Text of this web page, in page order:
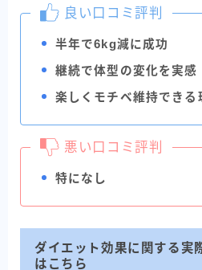
良い口コミ評判
半年で6kg減に成功
継続で体型の変化を実感
楽しくモチベ維持できる
悪い口コミ評判
特になし
ダイエット効果に関する実
はこちら